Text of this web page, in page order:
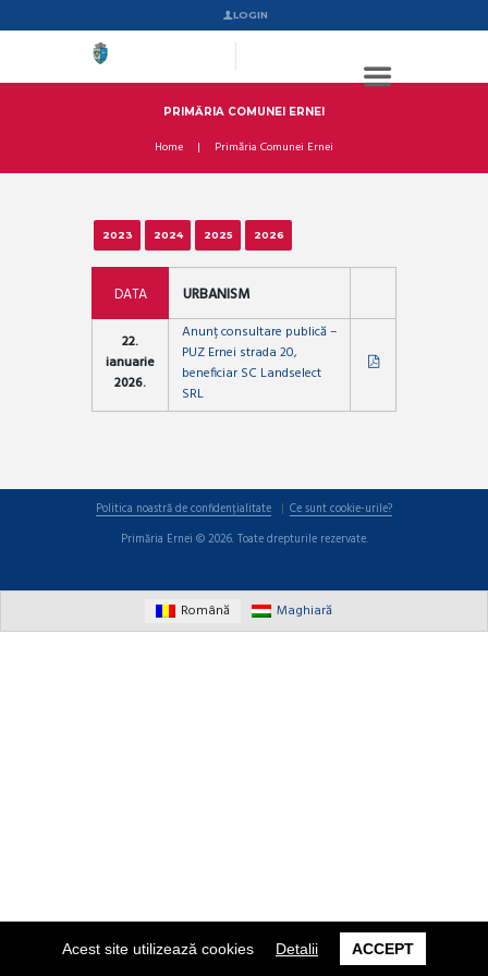
Acest site utilizează cookies Detalii ACCEPT
LOGIN
PRIMĂRIA COMUNEI ERNEI
Home Primăria Comunei Ernei
2023 2024 2025 2026
DATA URBANISM
22.
ianuarie
2026.
Anunț consultare publică –
PUZ Ernei strada 20,
beneficiar SC Landselect
SRL
Politica noastră de confidențialitate
Ce sunt cookie-urile?
Primăria Ernei © 2026. Toate drepturile rezervate.
Română Maghiară